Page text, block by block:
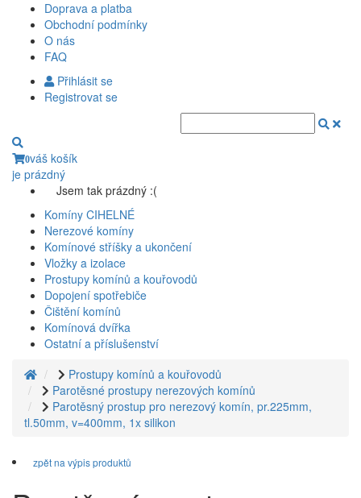
Doprava a platba
Obchodní podmínky
O nás
FAQ
Přihlásit se
Registrovat se
0váš košík
je prázdný
Jsem tak prázdný :(
Komíny CIHELNÉ
Nerezové komíny
Komínové stříšky a ukončení
Vložky a izolace
Prostupy komínů a kouřovodů
Dopojení spotřebiče
Čištění komínů
Komínová dvířka
Ostatní a příslušenství
Prostupy komínů a kouřovodů
Parotěsné prostupy nerezových komínů
Parotěsný prostup pro nerezový komín, pr.225mm,
tl.50mm, v=400mm, 1x silikon
zpět na výpis produktů